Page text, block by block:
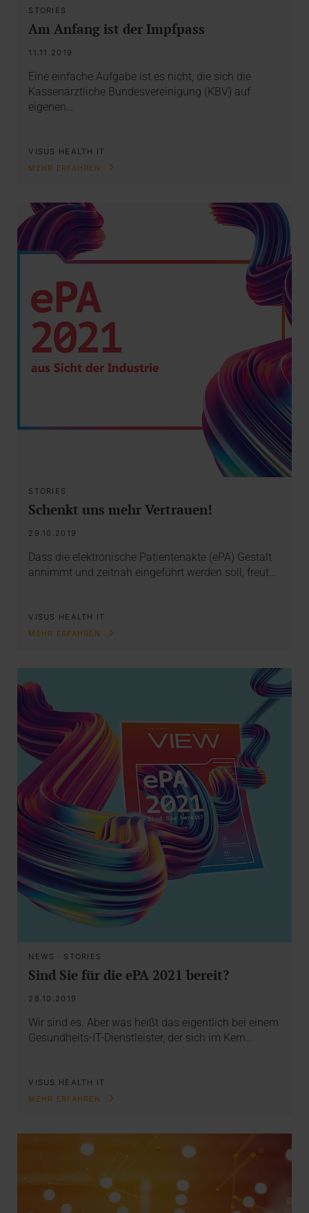
STORIES
Am Anfang ist der Impfpass
11.11.2019
Eine einfache Aufgabe ist es nicht, die sich die
Kassenärztliche Bundesvereinigung (KBV) auf
eigenen…
VISUS HEALTH IT
MEHR ERFAHREN
STORIES
Schenkt uns mehr Vertrauen!
29.10.2019
Dass die elektronische Patientenakte (ePA) Gestalt
annimmt und zeitnah eingeführt werden soll, freut…
VISUS HEALTH IT
MEHR ERFAHREN
NEWS · STORIES
Sind Sie für die ePA 2021 bereit?
28.10.2019
Wir sind es. Aber was heißt das eigentlich bei einem
Gesundheits-IT-Dienstleister, der sich im Kern…
VISUS HEALTH IT
MEHR ERFAHREN